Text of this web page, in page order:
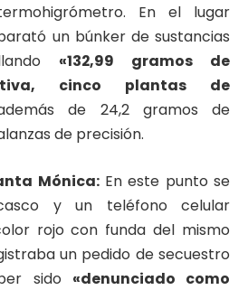
En el lugar
un búnker de sustancias
«132,99 gramos de
cinco plantas de
de 24,2 gramos de
de precisión.
Mónica:En este punto se
y un teléfono celular
rojo con funda del mismo
un pedido de secuestro
sido «denunciado como